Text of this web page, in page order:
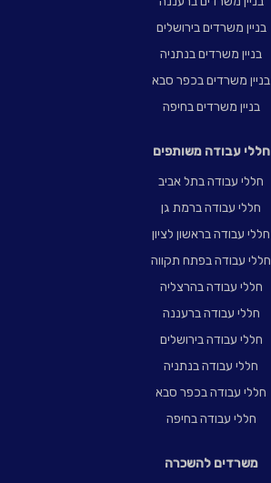
בניין משרדים בירושלים
בניין משרדים בנתניה
בניין משרדים בכפר סבא
בניין משרדים בחיפה
חללי עבודה משותפים
חללי עבודה בתל אביב
חללי עבודה ברמת גן
חללי עבודה בראשון לציון
חללי עבודה בפתח תקווה
חללי עבודה בהרצליה
חללי עבודה ברעננה
חללי עבודה בירושלים
חללי עבודה בנתניה
חללי עבודה בכפר סבא
חללי עבודה בחיפה
משרדים להשכרה